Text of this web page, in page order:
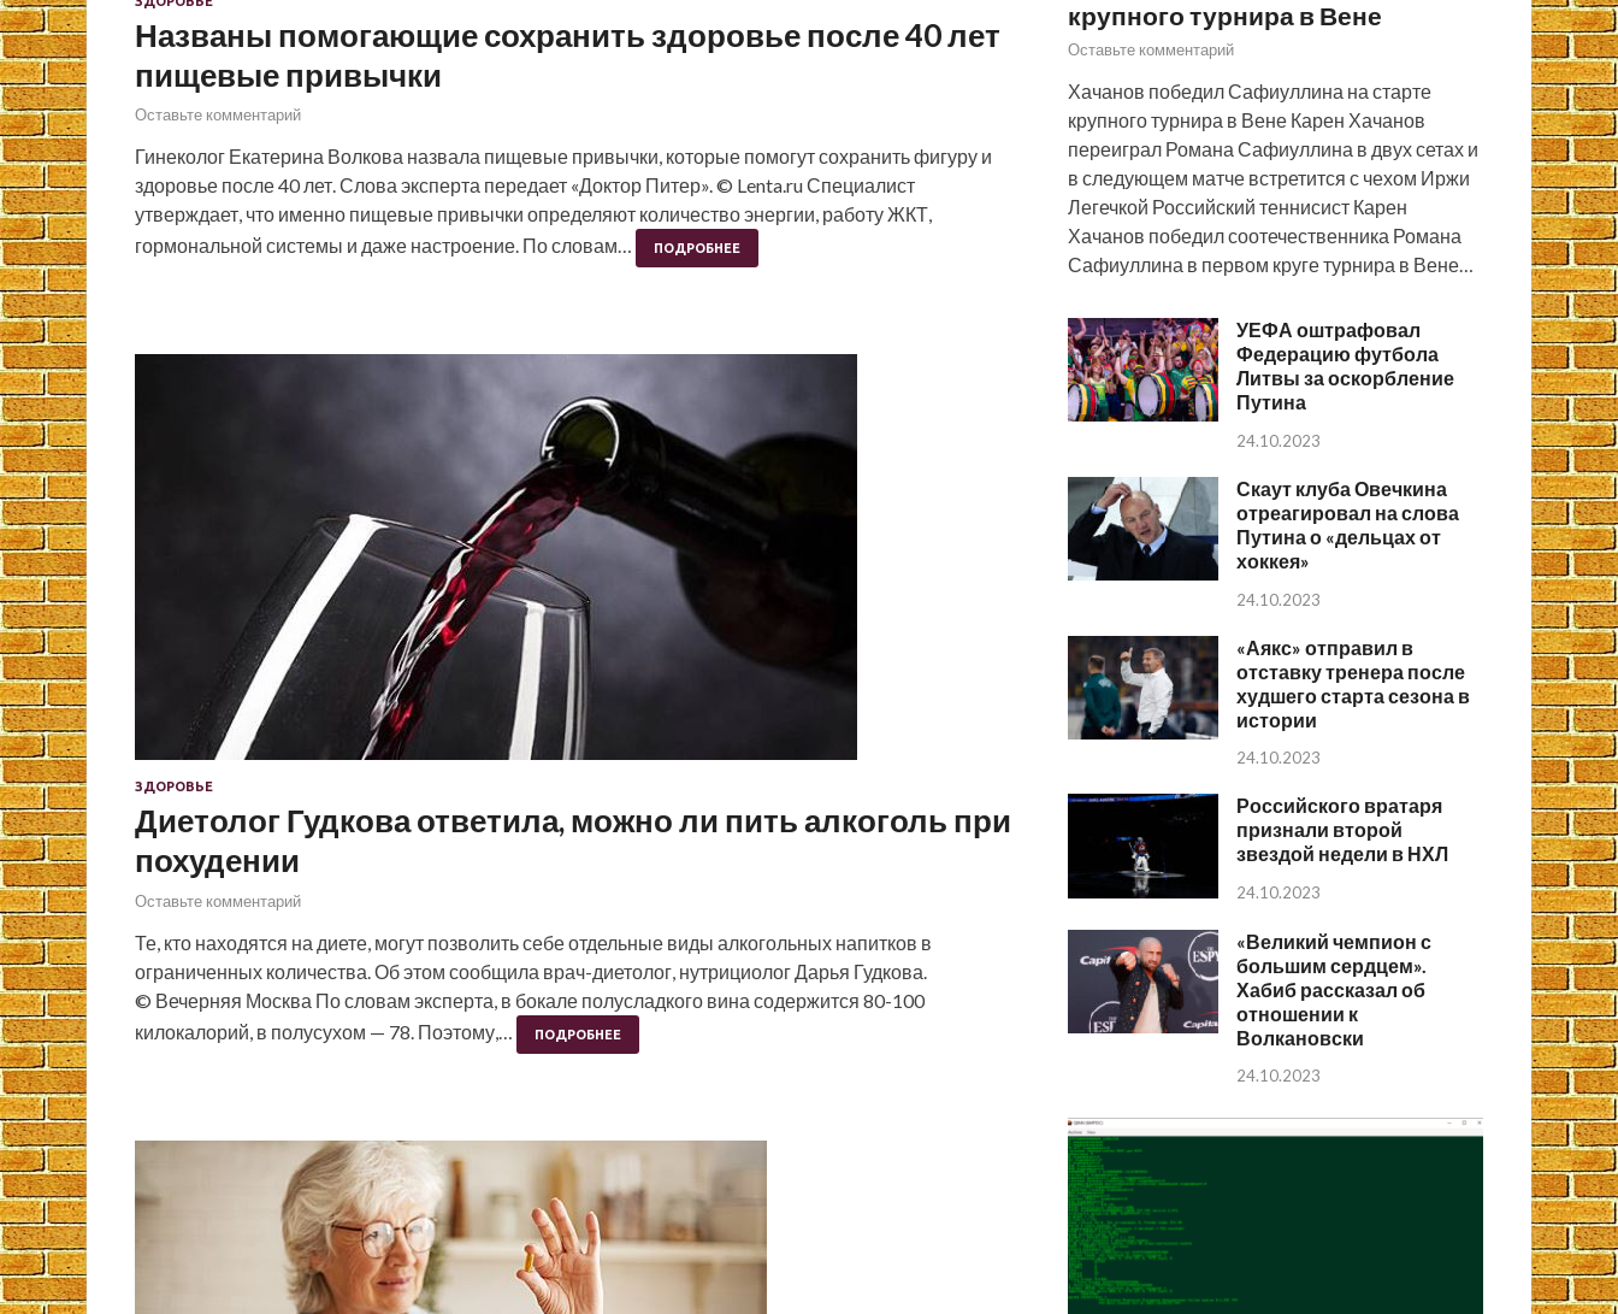
Названы помогающие сохранить здоровье после 40 лет
пищевые привычки
Оставьте комментарий
Гинеколог Екатерина Волкова назвала пищевые привычки, которые помогут сохранить фигуру и
здоровье после 40 лет. Слова эксперта передает «Доктор Питер». © Lenta.ru Специалист
утверждает, что именно пищевые привычки определяют количество энергии, работу ЖКТ,
гормональной системы и даже настроение. По словам…
ПОДРОБНЕЕ
ЗДОРОВЬЕ
Диетолог Гудкова ответила, можно ли пить алкоголь при
похудении
Оставьте комментарий
Те, кто находятся на диете, могут позволить себе отдельные виды алкогольных напитков в
ограниченных количества. Об этом сообщила врач-диетолог, нутрициолог Дарья Гудкова.
© Вечерняя Москва По словам эксперта, в бокале полусладкого вина содержится 80-100
килокалорий, в полусухом — 78. Поэтому,…
ПОДРОБНЕЕ
крупного турнира в Вене
Оставьте комментарий
Хачанов победил Сафиуллина на старте
крупного турнира в Вене Карен Хачанов
переиграл Романа Сафиуллина в двух сетах и
в следующем матче встретится с чехом Иржи
Легечкой Российский теннисист Карен
Хачанов победил соотечественника Романа
Сафиуллина в первом круге турнира в Вене…
УЕФА оштрафовал
Федерацию футбола
Литвы за оскорбление
Путина
24.10.2023
Скаут клуба Овечкина
отреагировал на слова
Путина о «дельцах от
хоккея»
24.10.2023
«Аякс» отправил в
отставку тренера после
худшего старта сезона в
истории
24.10.2023
Российского вратаря
признали второй
звездой недели в НХЛ
24.10.2023
«Великий чемпион с
большим сердцем».
Хабиб рассказал об
отношении к
Волкановски
24.10.2023